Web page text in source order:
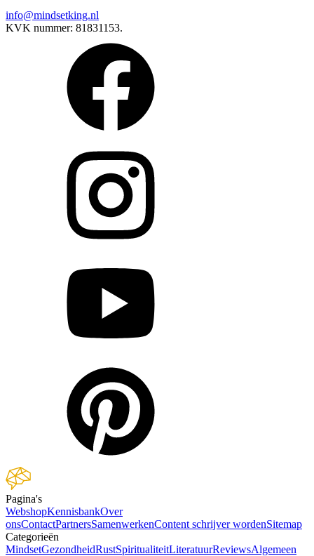
info@mindsetking.nl
KVK nummer: 81831153.
Pagina's
WebshopKennisbankOver
onsContactPartnersSamenwerkenContent schrijver wordenSitemap
Categorieën
MindsetGezondheidRustSpiritualiteitLiteratuurReviewsAlgemeen